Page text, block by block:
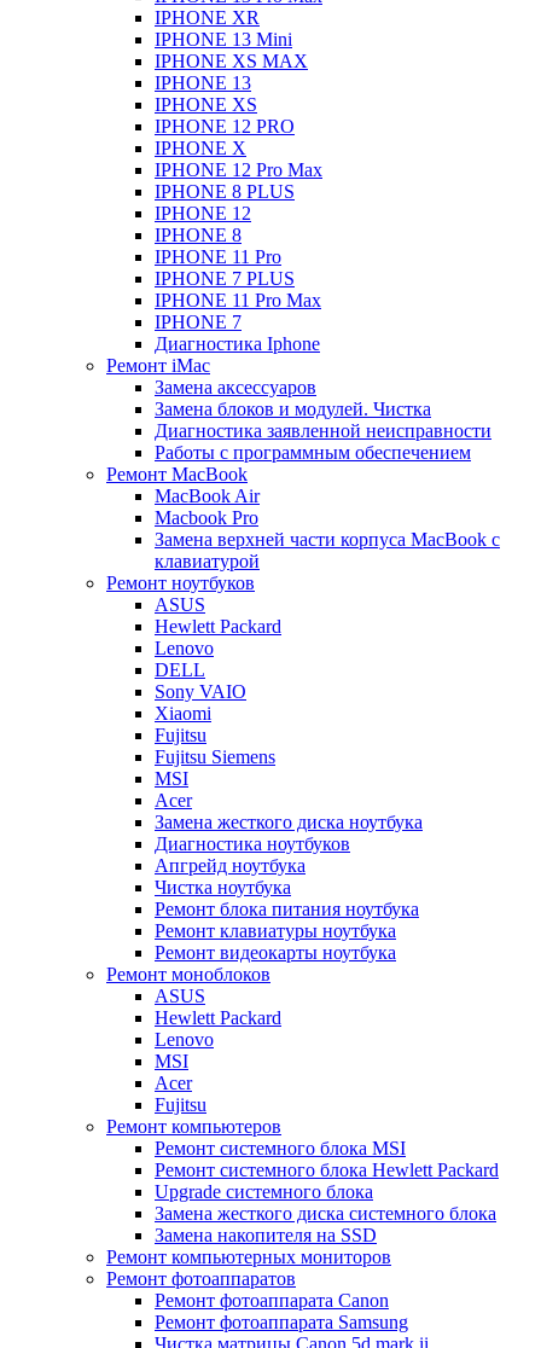
IPHONE XR
IPHONE 13 Mini
IPHONE XS MAX
IPHONE 13
IPHONE XS
IPHONE 12 PRO
IPHONE X
IPHONE 12 Pro Max
IPHONE 8 PLUS
IPHONE 12
IPHONE 8
IPHONE 11 Pro
IPHONE 7 PLUS
IPHONE 11 Pro Max
IPHONE 7
Диагностика Iphone
Ремонт iMac
Замена аксессуаров
Замена блоков и модулей. Чистка
Диагностика заявленной неисправности
Работы с программным обеспечением
Ремонт MacBook
MacBook Air
Macbook Pro
Замена верхней части корпуса MacBook с
клавиатурой
Ремонт ноутбуков
ASUS
Hewlett Packard
Lenovo
DELL
Sony VAIO
Xiaomi
Fujitsu
Fujitsu Siemens
MSI
Acer
Замена жесткого диска ноутбука
Диагностика ноутбуков
Апгрейд ноутбука
Чистка ноутбука
Ремонт блока питания ноутбука
Ремонт клавиатуры ноутбука
Ремонт видеокарты ноутбука
Ремонт моноблоков
ASUS
Hewlett Packard
Lenovo
MSI
Acer
Fujitsu
Ремонт компьютеров
Ремонт системного блока MSI
Ремонт системного блока Hewlett Packard
Upgrade системного блока
Замена жесткого диска системного блока
Замена накопителя на SSD
Ремонт компьютерных мониторов
Ремонт фотоаппаратов
Ремонт фотоаппарата Canon
Ремонт фотоаппарата Samsung
Чистка матрицы Canon 5d mark ii